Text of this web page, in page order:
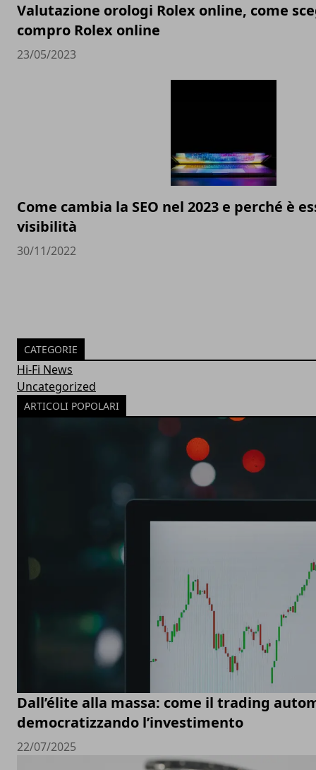
Valutazione orologi Rolex online, come
compro Rolex online
23/05/2023
Come cambia la SEO nel 2023 e perché è
visibilità
30/11/2022
CATEGORIE
Hi-Fi News
Uncategorized
ARTICOLI POPOLARI
Dall’élite alla massa: come il trading
democratizzando l’investimento
22/07/2025